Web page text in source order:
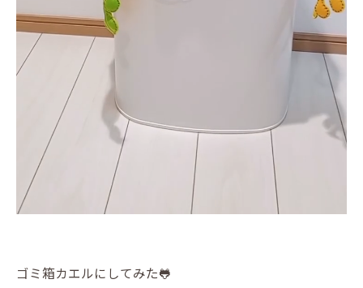
ゴミ箱カエルにしてみた🐸